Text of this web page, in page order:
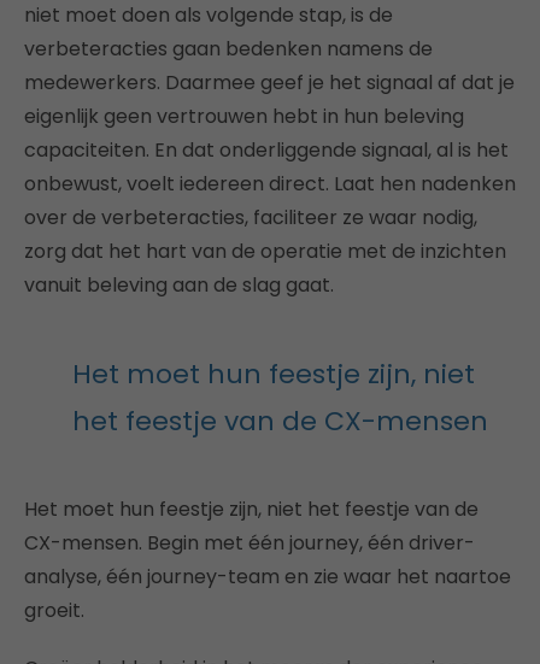
niet moet doen als volgende stap, is de
verbeteracties gaan bedenken namens de
medewerkers. Daarmee geef je het signaal af dat je
eigenlijk geen vertrouwen hebt in hun beleving
capaciteiten. En dat onderliggende signaal, al is het
onbewust, voelt iedereen direct. Laat hen nadenken
over de verbeteracties, faciliteer ze waar nodig,
zorg dat het hart van de operatie met de inzichten
vanuit beleving aan de slag gaat.
Het moet hun feestje zijn, niet
het feestje van de CX-mensen
Het moet hun feestje zijn, niet het feestje van de
CX-mensen. Begin met één journey, één driver-
analyse, één journey-team en zie waar het naartoe
groeit.